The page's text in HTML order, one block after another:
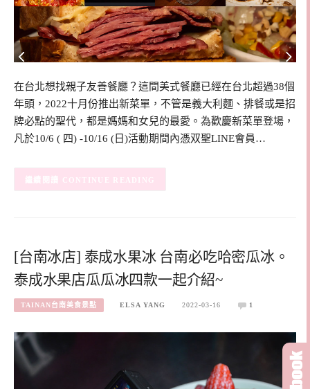
在台北想找親子友善餐廳？這間美式餐廳已經在台北超過38個
年頭，2022十月份推出新菜單，不管是義大利麵、排餐或是招
牌必點的聖代，都是媽媽和女兒的最愛。為歡慶新菜單登場，
凡於10/6 ( 四) -10/16 (日)活動期間內憑双聖LINE會員…
CONTINUE READING
[台南冰店] 泰成水果冰 台南必吃哈密瓜冰。
泰成水果店瓜瓜冰四款一起介紹~
TAINAN台南美食景點 ELSA YANG 2022-03-16 1